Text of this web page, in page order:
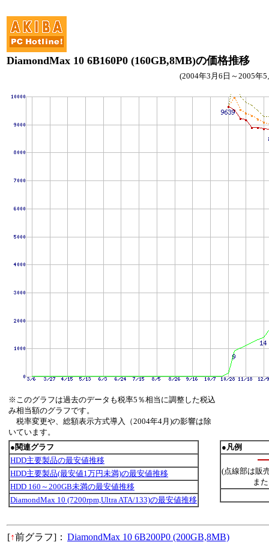
DiamondMax 10 6B160P0 (160GB,8MB)の価格推移
(2004年3月6日～2005年
※このグラフは過去のデータも税率5％相当に調整した税込
み相当額のグラフです。
税率変更や、総額表示方式導入（2004年4月)の影響は除
いています。
●関連グラフ
HDD主要製品の最安値推移
HDD主要製品(最安値1万円未満)の最安値推移
HDD 160～200GB未満の最安値推移
DiamondMax 10 (7200rpm,Ultra ATA/133)の最安値推移
●凡例
(点線部は販
ま
[↑前グラフ]： DiamondMax 10 6B200P0 (200GB,8MB)